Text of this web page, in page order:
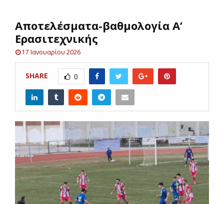
UΑποτελέσματα-βαθμολογία Α’
Ερασιτεχνικής
17 Ιανουαρίου 2026
SHARE 0